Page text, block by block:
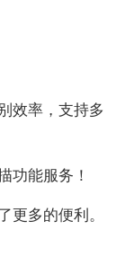
效率，支持多
功能服务！
更多的便利。